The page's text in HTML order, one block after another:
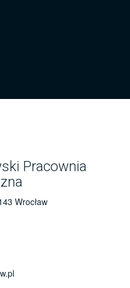
Pracownia
Wrocław